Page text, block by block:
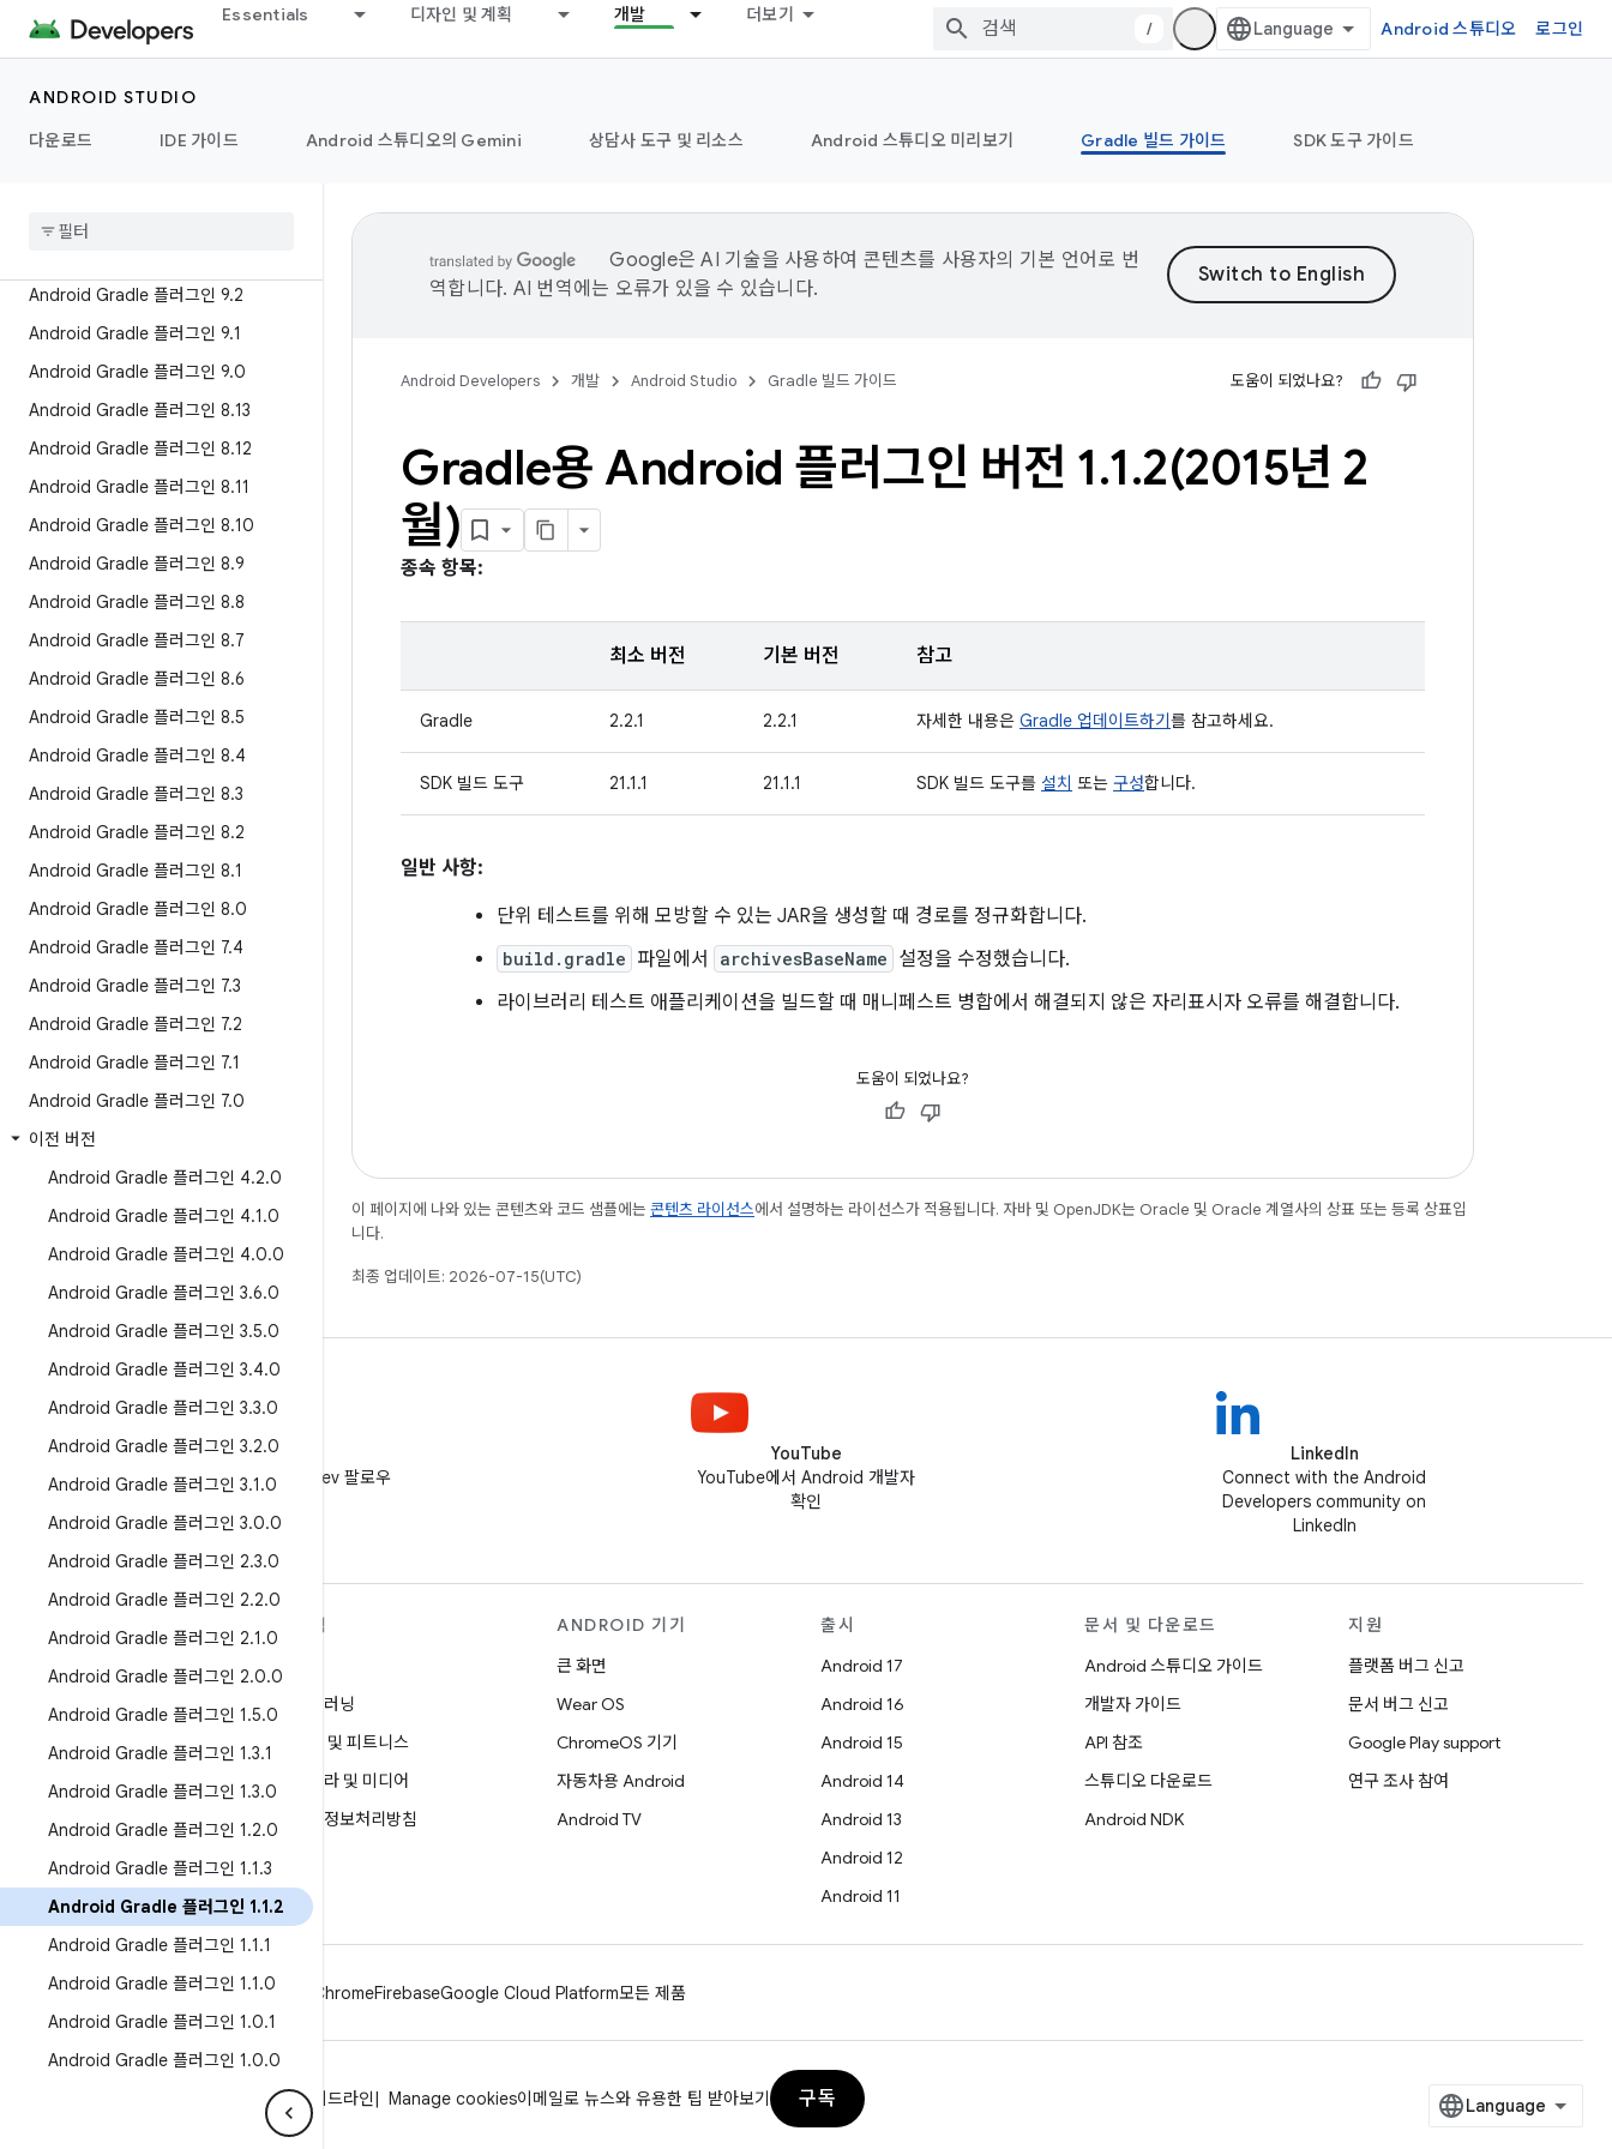
Essentials 디자인 및 계획 개발 더보기
/ Android 스튜디오 로그인
ANDROID STUDIO
다운로드
IDE 가이드 Android 스튜디오의 Gemini 상담사 도구 및 리소스 Android 스튜디오 미리보기 Gradle 빌드 가이드 SDK 도구 가이드
최신 버전
Android Gradle 플러그인 이전 버전
Android Gradle 플러그인 9.2
Android Gradle 플러그인 9.1
Android Gradle 플러그인 9.0
Android Gradle 플러그인 8.13
Android Gradle 플러그인 8.12
Android Gradle 플러그인 8.11
Android Gradle 플러그인 8.10
Android Gradle 플러그인 8.9
Android Gradle 플러그인 8.8
Android Gradle 플러그인 8.7
Android Gradle 플러그인 8.6
Android Gradle 플러그인 8.5
Android Gradle 플러그인 8.4
Android Gradle 플러그인 8.3
Android Gradle 플러그인 8.2
Android Gradle 플러그인 8.1
Android Gradle 플러그인 8.0
Android Gradle 플러그인 7.4
Android Gradle 플러그인 7.3
Android Gradle 플러그인 7.2
Android Gradle 플러그인 7.1
Android Gradle 플러그인 7.0
이전 버전
Android Gradle 플러그인 4.2.0
Android Gradle 플러그인 4.1.0
Android Gradle 플러그인 4.0.0
Android Gradle 플러그인 3.6.0
Android Gradle 플러그인 3.5.0
Android Gradle 플러그인 3.4.0
Android Gradle 플러그인 3.3.0
Android Gradle 플러그인 3.2.0
Android Gradle 플러그인 3.1.0
Android Gradle 플러그인 3.0.0
Android Gradle 플러그인 2.3.0
Android Gradle 플러그인 2.2.0
Android Gradle 플러그인 2.1.0
Android Gradle 플러그인 2.0.0
Android Gradle 플러그인 1.5.0
Android Gradle 플러그인 1.3.1
Android Gradle 플러그인 1.3.0
Android Gradle 플러그인 1.2.0
Android Gradle 플러그인 1.1.3
Android Gradle 플러그인 1.1.2
Android Gradle 플러그인 1.1.1
Android Gradle 플러그인 1.1.0
Android Gradle 플러그인 1.0.1
Android Gradle 플러그인 1.0.0
Google은 AI 기술을 사용하여 콘텐츠를 사용자의 기본 언어로 번
역합니다. AI 번역에는 오류가 있을 수 있습니다.
Android Developers 개발 Android Studio Gradle 빌드 가이드 도움이 되었나요?
Gradle용 Android 플러그인 버전 1.1.2(2015년 2
월)
종속 항목:
최소 버전 기본 버전 참고
Gradle 2.2.1 2.2.1 자세한 내용은 Gradle 업데이트하기를 참고하세요.
SDK 빌드 도구 21.1.1 21.1.1 SDK 빌드 도구를 설치 또는 구성합니다.
일반 사항:
단위 테스트를 위해 모방할 수 있는 JAR을 생성할 때 경로를 정규화합니다.
build.gradle 파일에서 archivesBaseName 설정을 수정했습니다.
라이브러리 테스트 애플리케이션을 빌드할 때 매니페스트 병합에서 해결되지 않은 자리표시자 오류를 해결합니다.
도움이 되었나요?
이 페이지에 나와 있는 콘텐츠와 코드 샘플에는 콘텐츠 라이선스에서 설명하는 라이선스가 적용됩니다. 자바 및 OpenJDK는 Oracle 및 Oracle 계열사의 상표 또는 등록 상표입
니다.
최종 업데이트: 2026-07-15(UTC)
X에서 @AndroidDev 팔로우
YouTube
YouTube에서 Android 개발자
확인
LinkedIn
Connect with the Android
Developers community on
LinkedIn
ANDROID 자세히 알아보기
Android
엔터프라이즈용 Android
보안
소스
뉴스
블로그
팟캐스트
탐색
머신러닝
건강 및 피트니스
카메라 및 미디어
개인정보처리방침
ANDROID 기기
큰 화면
Wear OS
ChromeOS 기기
자동차용 Android
Android TV
출시
Android 17
Android 16
Android 15
Android 14
Android 13
Android 12
Android 11
문서 및 다운로드
Android 스튜디오 가이드
개발자 가이드
API 참조
스튜디오 다운로드
Android NDK
지원
플랫폼 버그 신고
문서 버그 신고
Google Play support
연구 조사 참여
Android ChromeFirebaseGoogle Cloud Platform모든 제품
브랜드 가이드라인 Manage cookies이메일로 뉴스와 유용한 팁 받아보기 구독